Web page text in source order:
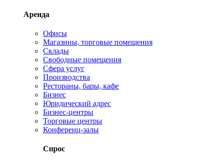
Аренда
Офисы
Магазины, торговые помещения
Склады
Свободные помещения
Сфера услуг
Производства
Рестораны, бары, кафе
Бизнес
Юридический адрес
Бизнес-центры
Торговые центры
Конференц-залы
Спрос